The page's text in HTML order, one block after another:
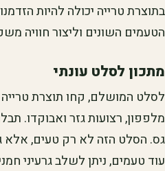
בתוצרת טרייה יכולה להיות
הטעמים השונים וליצור חוויה
מתכון לסלט עונתי
לסלט המושלם, קחו תוצרת טרייה
מלפפון, רצועות גזר ואבוקדו.
גס. הסלט הזה לא רק טעים, אלא
עוד טעמים, ניתן לשלב גרעיני